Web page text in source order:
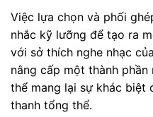
Việc lựa chọn và phối
nhắc kỹ lưỡng để tạo ra
với sở thích nghe nhạc
nâng cấp một thành
thể mang lại sự khác biệt
thanh tổng thể.